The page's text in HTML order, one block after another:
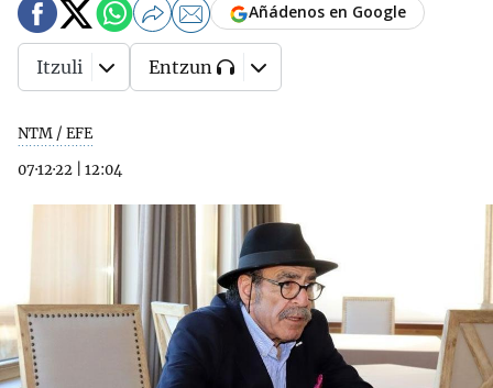
NTM / EFE
07·12·22
12:04
Añádenos en Google
Itzuli Entzun